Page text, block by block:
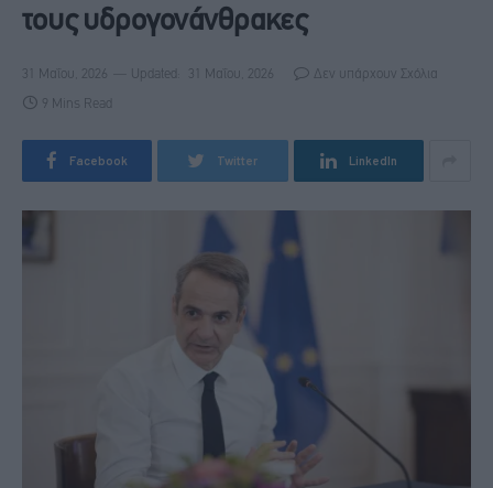
τους υδρογονάνθρακες
31 Μαΐου, 2026 Updated: 31 Μαΐου, 2026 Δεν υπάρχουν Σχόλια
9 Mins Read
Facebook Twitter LinkedIn